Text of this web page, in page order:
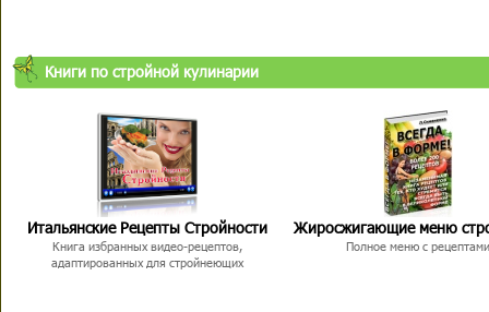
Книги по стройной кулинарии
Итальянские Рецепты Стройности
Книга избранных видео-рецептов,
адаптированных для стройнеющих
Жиросжигающие меню
Полное меню с рецептами